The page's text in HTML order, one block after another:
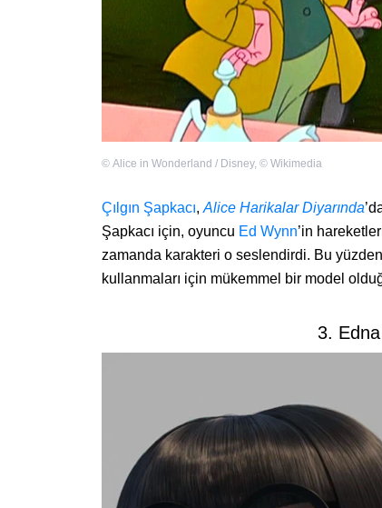
© Alice in Wonderland / Disney, © Wikimedia
Çılgın Şapkacı, Alice Harikalar Diyarında
Şapkacı için, oyuncu Ed Wynn’in
zamanda karakteri o seslendirdi. Bu
kullanmaları için mükemmel bir model
3.